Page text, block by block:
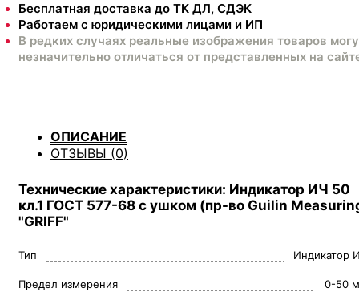
Бесплатная доставка до ТК ДЛ, СДЭК
Работаем с юридическими лицами и ИП
В редких случаях реальные изображения товаров
незначительно отличаться от представленных на
ОПИСАНИЕ
ОТЗЫВЫ (0)
Технические характеристики: Индикатор ИЧ 50
кл.1 ГОСТ 577-68 с ушком (пр-во Guilin
"GRIFF"
Тип Индикатор
Предел измерения 0-50